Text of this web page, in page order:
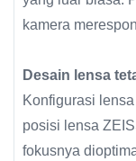
kamera
Desain lensa
Konfigurasi
posisi lensa
fokusnya